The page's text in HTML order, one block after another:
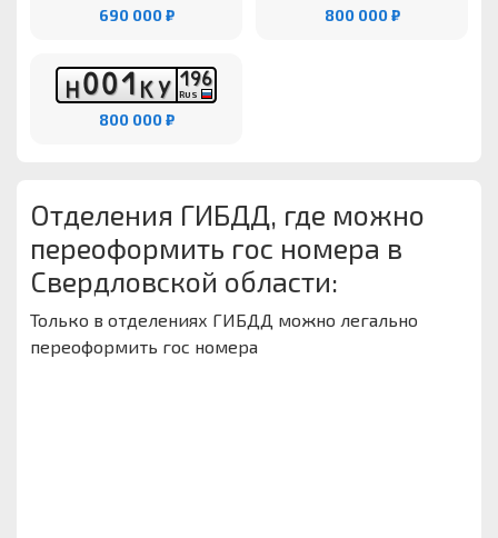
690 000 ₽ 800 000 ₽
Н001КУ 196
RUS
800 000 ₽
Отделения ГИБДД, где можно
переоформить гос номера в
Свердловской области:
Только в отделениях ГИБДД можно легально
переоформить гос номера